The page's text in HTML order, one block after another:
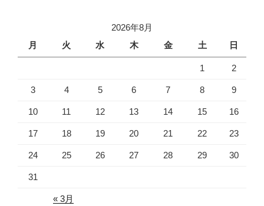
2026年8月
月
火 水 木 金 土 日
1 2
3 4 5 6 7 8 9
10 11 12 13 14 15 16
17 18 19 20 21 22 23
24 25 26 27 28 29 30
31
« 3月